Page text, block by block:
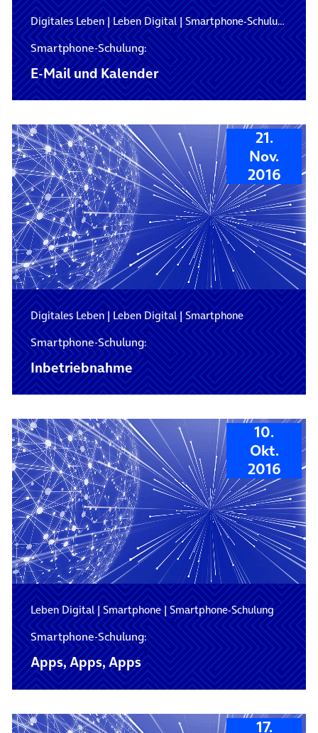
Digitales Leben|Leben Digital|Smartphone-Schulung
Smartphone-Schulung:
E-Mail und Kalender
21.
Nov.
2016
Digitales Leben|Leben Digital|Smartphone
Smartphone-Schulung:
Inbetriebnahme
10.
Okt.
2016
Leben Digital|Smartphone|Smartphone-Schulung
Smartphone-Schulung:
Apps, Apps, Apps
17.